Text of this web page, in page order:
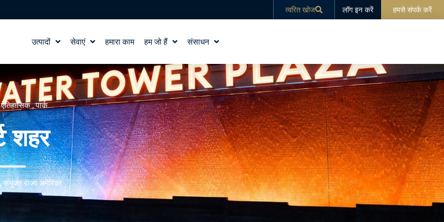
त्वरित खोज लॉग इन करें हमसे संपर्क करें
उत्पादों सेवाएं
जल सुविधा डिजाइन
वाटरलैब™
उत्पाद और तकनीकी सहायता
हमारा काम हम जो हैं
हमारी कहानी
हमारे मूल्य
टीम से मिलो
करियर
संसाधन
शिक्षा
ब्लॉग
समाचार में
ऐतिहासिक,पार्क
शहर
संयुक्त राज्य अमेरिका